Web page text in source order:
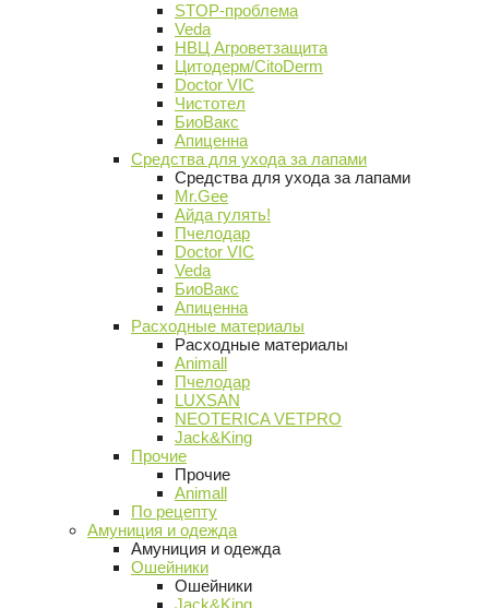
STOP-проблема
Veda
НВЦ Агроветзащита
Цитодерм/CitoDerm
Doctor VIC
Чистотел
БиоВакс
Апиценна
Средства для ухода за лапами
Средства для ухода за лапами
Mr.Gee
Айда гулять!
Пчелодар
Doctor VIC
Veda
БиоВакс
Апиценна
Расходные материалы
Расходные материалы
Animall
Пчелодар
LUXSAN
NEOTERICA VETPRO
Jack&King
Прочие
Прочие
Animall
По рецепту
Амуниция и одежда
Амуниция и одежда
Ошейники
Ошейники
Jack&King